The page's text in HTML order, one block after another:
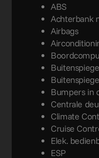
ABS
Achterbank
Airbags
Bumpers in
Centrale
Climate
Cruise
Elek.
ESP